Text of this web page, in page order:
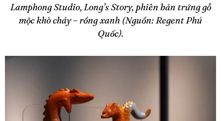
Lamphong Studio, Long’s Story, phiên bản trứng gỗ
mộc khò cháy – rồng xanh (Nguồn: Regent Phú
Quốc).